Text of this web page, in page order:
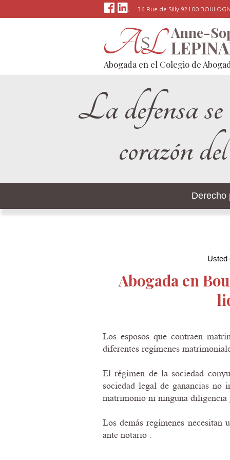
36 Rue de Silly 92100
Anne-
Abogada en el Colegio de
La defensa
corazón
Derecho
Usted
Abogada en
Los esposos que contraen
diferentes regímenes
El régimen de la sociedad
sociedad legal de ganancias no
matrimonio ni ninguna diligencia
Los demás regímenes necesitan
ante notario :